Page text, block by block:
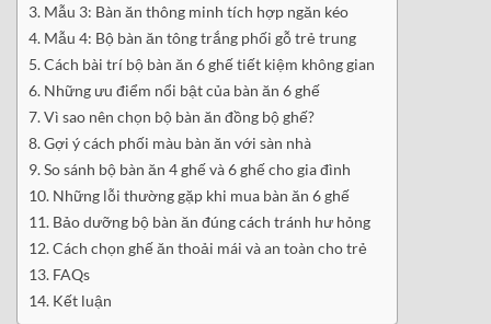
Mẫu 3: Bàn ăn thông minh tích hợp ngăn kéo
Mẫu 4: Bộ bàn ăn tông trắng phối gỗ trẻ trung
Cách bài trí bộ bàn ăn 6 ghế tiết kiệm không gian
Những ưu điểm nổi bật của bàn ăn 6 ghế
Vì sao nên chọn bộ bàn ăn đồng bộ ghế?
Gợi ý cách phối màu bàn ăn với sàn nhà
So sánh bộ bàn ăn 4 ghế và 6 ghế cho gia đình
Những lỗi thường gặp khi mua bàn ăn 6 ghế
Bảo dưỡng bộ bàn ăn đúng cách tránh hư hỏng
Cách chọn ghế ăn thoải mái và an toàn cho trẻ
FAQs
Kết luận